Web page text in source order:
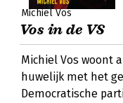
Michiel Vos
Vos in de VS
Michiel Vos woont
huwelijk met het
Democratische